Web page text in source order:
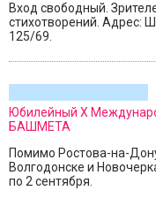
Вход свободный.
стихотворений. Адрес:
125/69.
Юбилейный X
БАШМЕТА
Помимо Ростова-на-
Волгодонске и
по 2 сентября.